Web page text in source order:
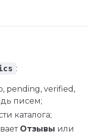
:
pending, verified,
писем;
каталога;
Отзывы или